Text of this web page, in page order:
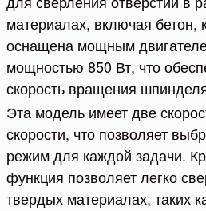
материалах, включая бетон,
оснащена мощным
мощностью 850 Вт, что
скорость вращения
Эта модель имеет две
скорости, что позволяет
режим для каждой задачи.
функция позволяет легко
твердых материалах, таких